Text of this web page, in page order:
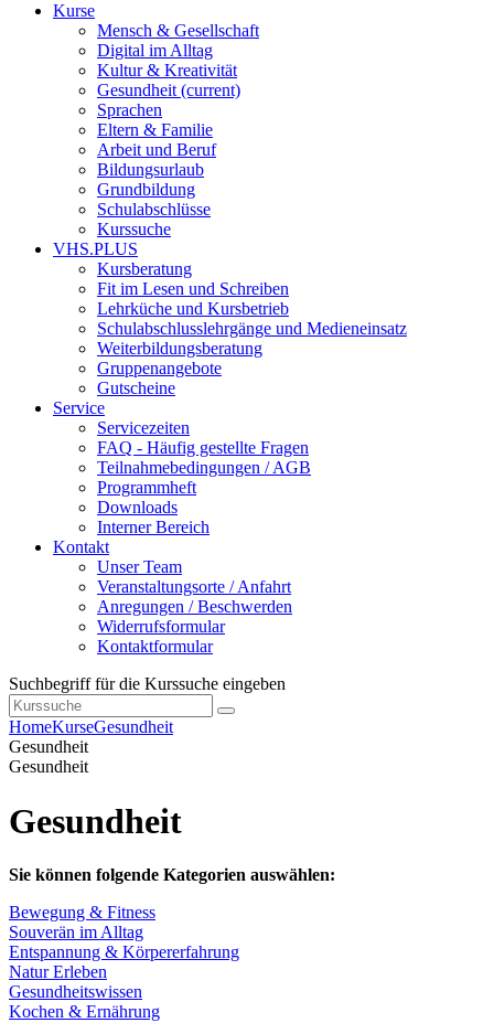
Kurse
Mensch & Gesellschaft
Digital im Alltag
Kultur & Kreativität
Gesundheit (current)
Sprachen
Eltern & Familie
Arbeit und Beruf
Bildungsurlaub
Grundbildung
Schulabschlüsse
Kurssuche
VHS.PLUS
Kursberatung
Fit im Lesen und Schreiben
Lehrküche und Kursbetrieb
Schulabschlusslehrgänge und Medieneinsatz
Weiterbildungsberatung
Gruppenangebote
Gutscheine
Service
Servicezeiten
FAQ - Häufig gestellte Fragen
Teilnahmebedingungen / AGB
Programmheft
Downloads
Interner Bereich
Kontakt
Unser Team
Veranstaltungsorte / Anfahrt
Anregungen / Beschwerden
Widerrufsformular
Kontaktformular
Suchbegriff für die Kurssuche eingeben
HomeKurseGesundheit
Gesundheit
Gesundheit
Gesundheit
Sie können folgende Kategorien auswählen:
Bewegung & Fitness
Souverän im Alltag
Entspannung & Körpererfahrung
Natur Erleben
Gesundheitswissen
Kochen & Ernährung